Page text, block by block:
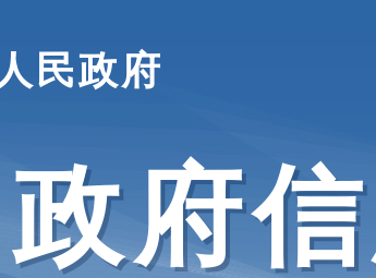
民政府
政府